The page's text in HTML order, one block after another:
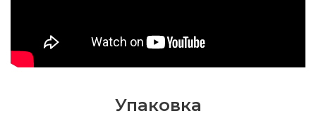
Упаковка